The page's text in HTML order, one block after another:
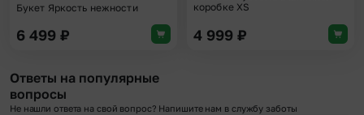
Букет Яркость нежности
6 499 ₽
коробке XS
4 999 ₽
Ответы на популярные
вопросы
Не нашли ответа на свой вопрос? Напишите нам в службу заботы